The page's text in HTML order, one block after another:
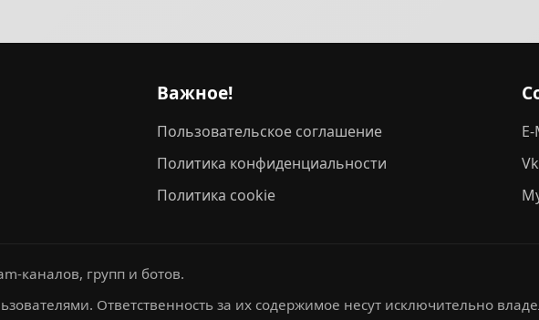
Важное!
Пользовательское соглашение
Политика конфиденциальности
Политика cookie
каналов, групп и ботов.
Ответственность за их содержимое несут исключительно